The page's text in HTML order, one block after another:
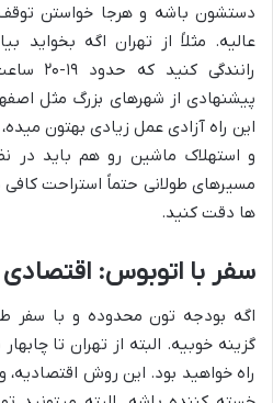
دستشون باشه و هرجا خواستن
پیشنهادی از شهرهای بزرگ مثل
این راه آزادی عمل زیادی بهتون
و استهلاک ماشین رو هم باید در
مسیرهای طولانی حتماً استراحت
ها دقت کنید.
سفر با اتوبوس: اقتصادی
اگه بودجه تون محدوده و با سفر
راه خواهید بود. این روش